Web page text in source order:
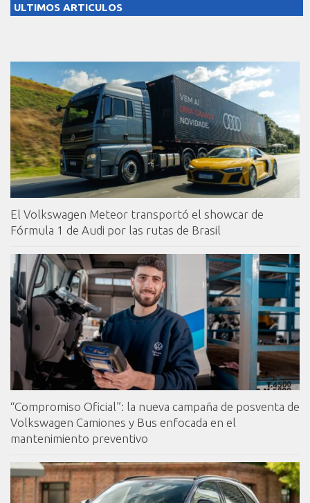
ULTIMOS ARTICULOS
El Volkswagen Meteor transportó el showcar de
Fórmula 1 de Audi por las rutas de Brasil
“Compromiso Oficial”: la nueva campaña de posventa de
Volkswagen Camiones y Bus enfocada en el
mantenimiento preventivo